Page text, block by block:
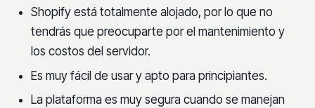
Shopify está totalmente alojado, por lo que no
tendrás que preocuparte por el mantenimiento y
los costos del servidor.
Es muy fácil de usar y apto para principiantes.
La plataforma es muy segura cuando se manejan